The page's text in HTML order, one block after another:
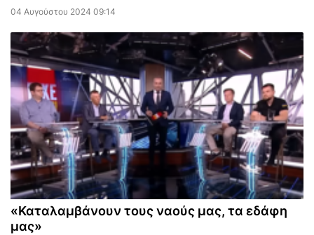
04 Αυγούστου 2024 09:14
«Καταλαμβάνουν τους ναούς μας, τα εδάφη
μας»